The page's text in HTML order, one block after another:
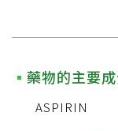
藥物的主要
ASPIRIN